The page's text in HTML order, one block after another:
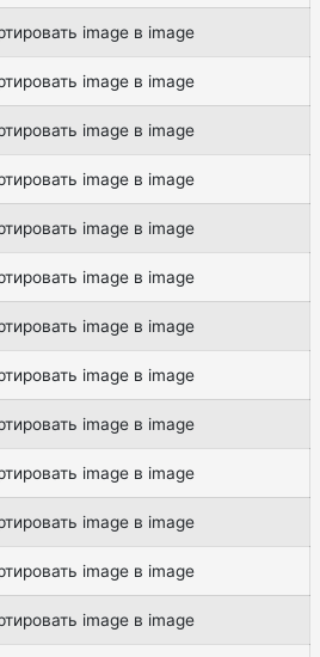
image в image
image в image
image в image
image в image
image в image
image в image
image в image
image в image
image в image
image в image
image в image
image в image
image в image